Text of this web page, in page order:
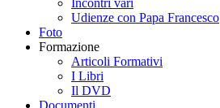
Incontri vari
Udienze con Papa Francesco
Foto
Formazione
Articoli Formativi
I Libri
Il DVD